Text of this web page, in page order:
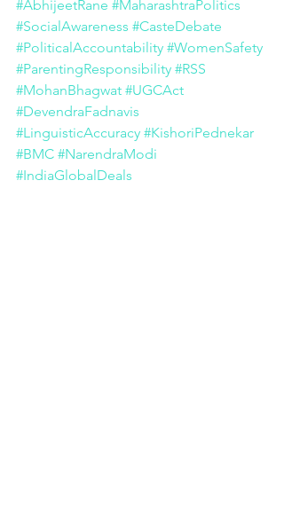
#AbhijeetRane #MaharashtraPolitics
#SocialAwareness #CasteDebate
#PoliticalAccountability #WomenSafety
#ParentingResponsibility #RSS
#MohanBhagwat #UGCAct
#DevendraFadnavis
#LinguisticAccuracy #KishoriPednekar
#BMC #NarendraModi
#IndiaGlobalDeals